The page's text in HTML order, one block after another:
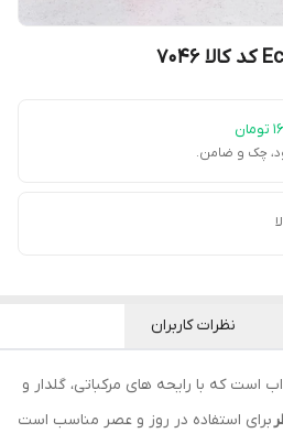
تومان
نظرات کاربران
است که با رایحه های مرکباتی، گلدار و
برای استفاده در روز و عصر مناسب است